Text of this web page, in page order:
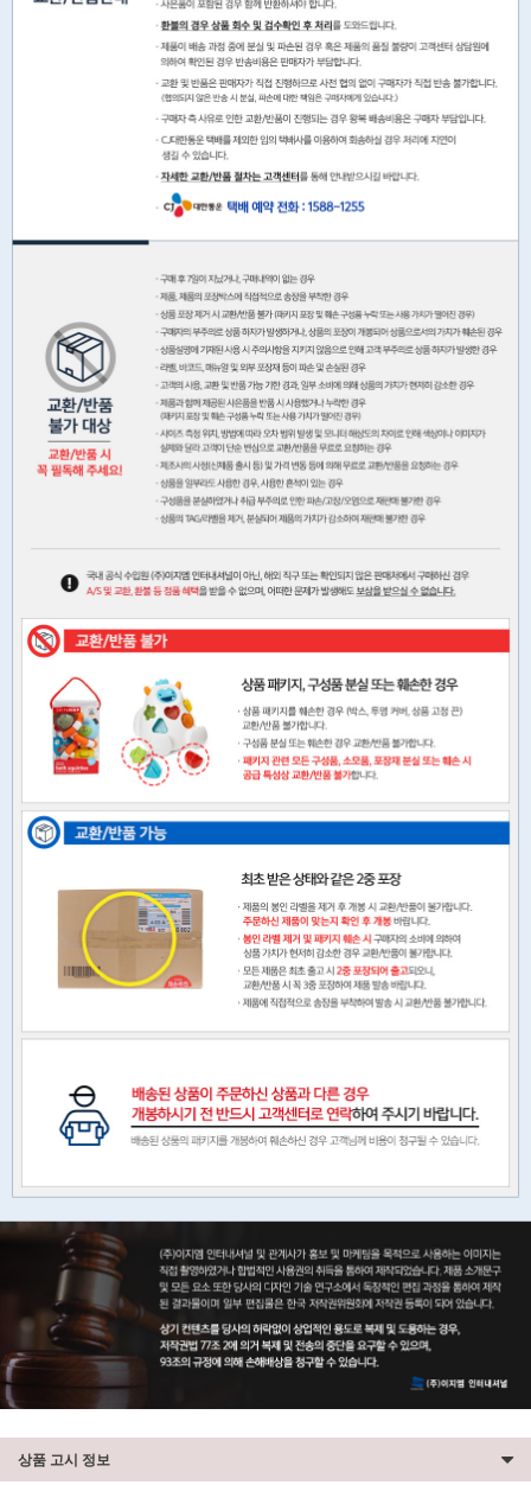
상품 고시 정보